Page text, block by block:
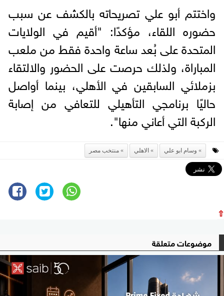
واختتم أبو علي تصريحاته بالكشف عن سبب
حضوره اللقاء، مؤكدًا: "أقيم في الولايات
المتحدة على بُعد ساعة واحدة فقط من ملعب
المباراة، ولذلك حرصت على الحضور والالتقاء
بزملائي السابقين في الأهلي، بينما أواصل
حاليًا برنامجي التأهيلي للتعافي من إصابة
الركبة التي أعاني منها".
وسام ابو علي الاهلي منتخب مصر
⇧
موضوعات متعلقة